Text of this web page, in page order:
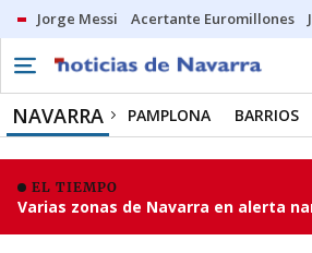
Jorge Messi Acertante Euromillones
NAVARRA PAMPLONA BARRIOS
EL TIEMPO
Varias zonas de Navarra en alerta